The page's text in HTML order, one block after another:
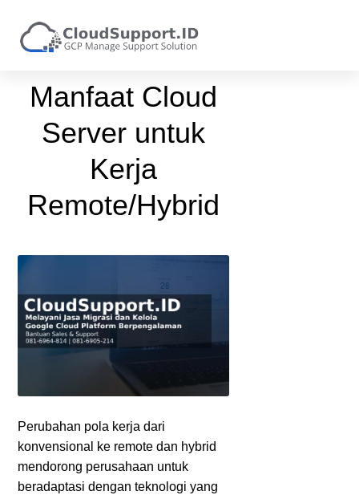
Manfaat Cloud
Server untuk
Kerja
Remote/Hybrid
Perubahan pola kerja dari
konvensional ke remote dan hybrid
mendorong perusahaan untuk
beradaptasi dengan teknologi yang